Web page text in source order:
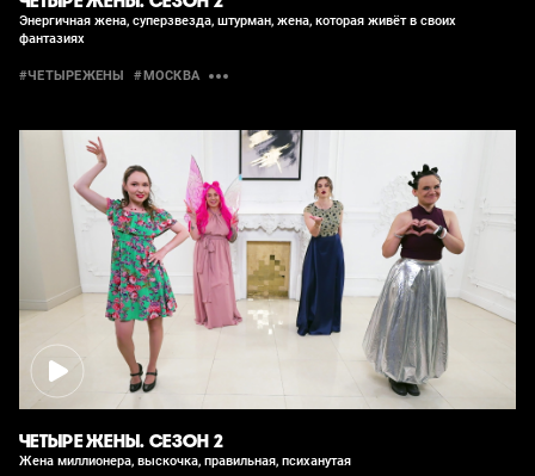
Энергичная жена, суперзвезда, штурман, жена, которая живёт в своих
фантазиях
#ЧЕТЫРЕЖЕНЫ #МОСКВА
ЧЕТЫРЕ ЖЕНЫ. СЕЗОН 2
Жена миллионера, выскочка, правильная, психанутая